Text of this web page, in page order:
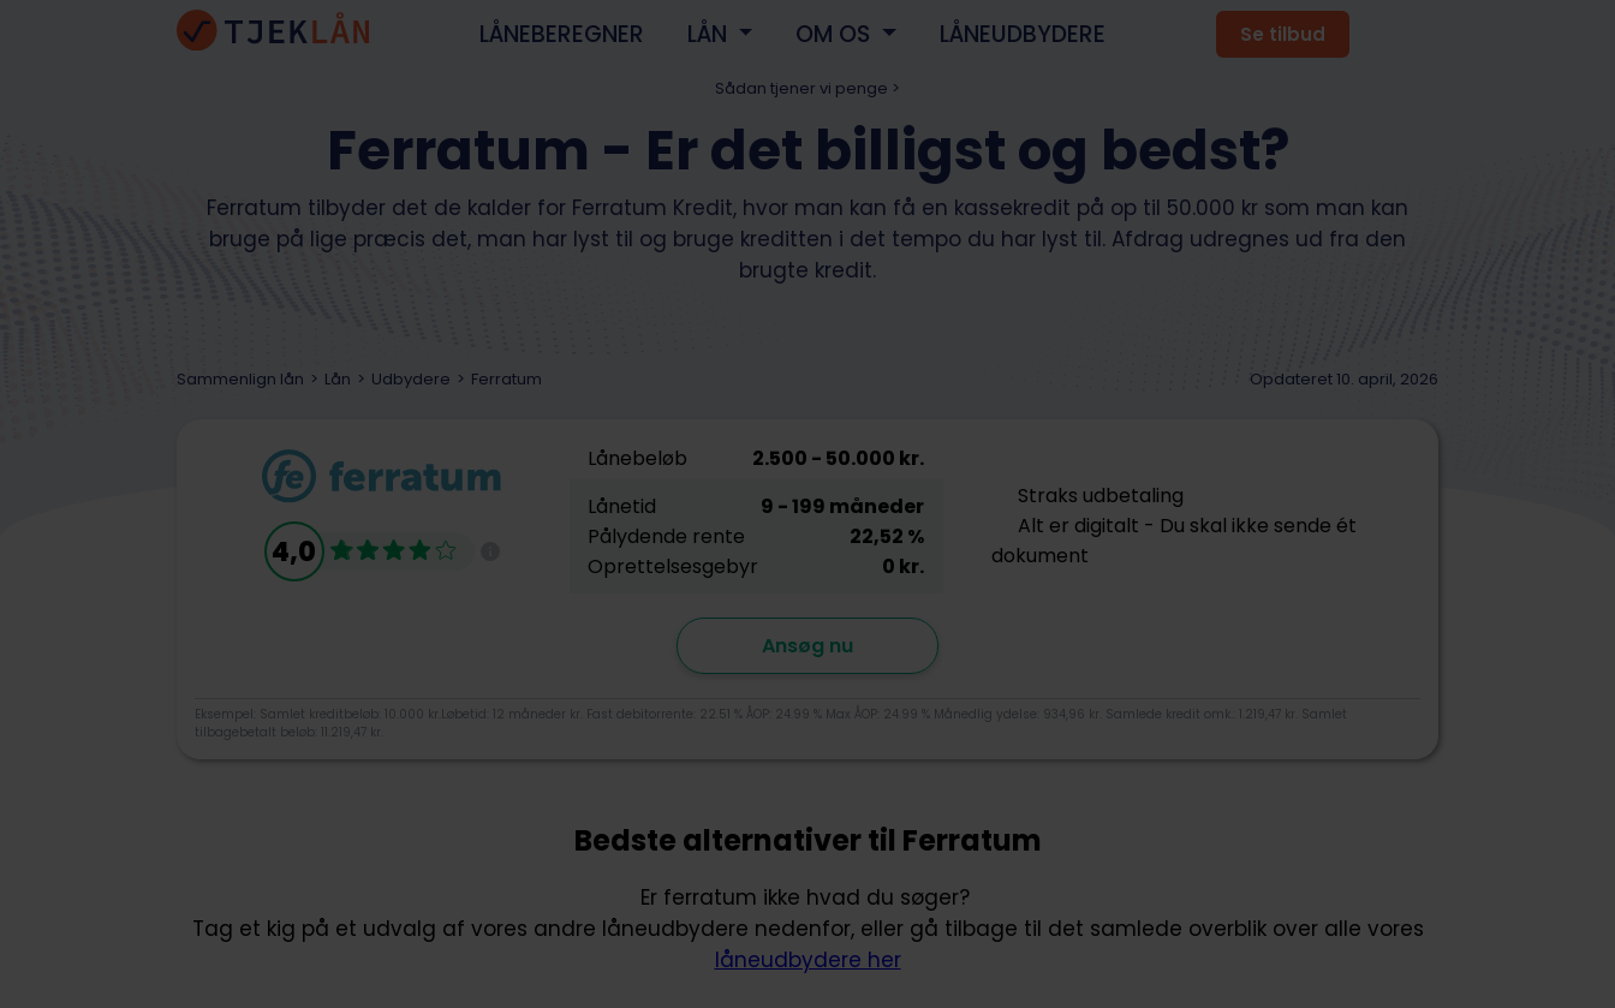
LÅNEBEREGNER LÅN OM OS LÅNEUDBYDERE Se tilbud
Sådan tjener vi penge >
Ferratum - Er det billigst og bedst?
Ferratum tilbyder det de kalder for Ferratum Kredit, hvor man kan få en kassekredit på op til 50.000 kr som man kan
bruge på lige præcis det, man har lyst til og bruge kreditten i det tempo du har lyst til. Afdrag udregnes ud fra den
brugte kredit.
Sammenlign lån Lån Udbydere Ferratum Opdateret 10. april, 2026
4,0
Lånebeløb 2.500 - 50.000 kr.
Lånetid
9 - 199 måneder
Pålydende rente
22,52 %
Oprettelsesgebyr
0 kr.
Straks udbetaling
Alt er digitalt - Du skal ikke sende ét
dokument
Ansøg nu
Eksempel: Samlet kreditbeløb: 10.000 kr.Løbetid: 12 måneder kr. Fast debitorrente: 22.51 % ÅOP: 24.99 % Max ÅOP: 24.99 % Månedlig ydelse: 934,96 kr. Samlede kredit omk.: 1.219,47 kr. Samlet
tilbagebetalt beløb: 11.219,47 kr.
Bedste alternativer til Ferratum
Er ferratum ikke hvad du søger?
Tag et kig på et udvalg af vores andre låneudbydere nedenfor, eller gå tilbage til det samlede overblik over alle vores
låneudbydere her